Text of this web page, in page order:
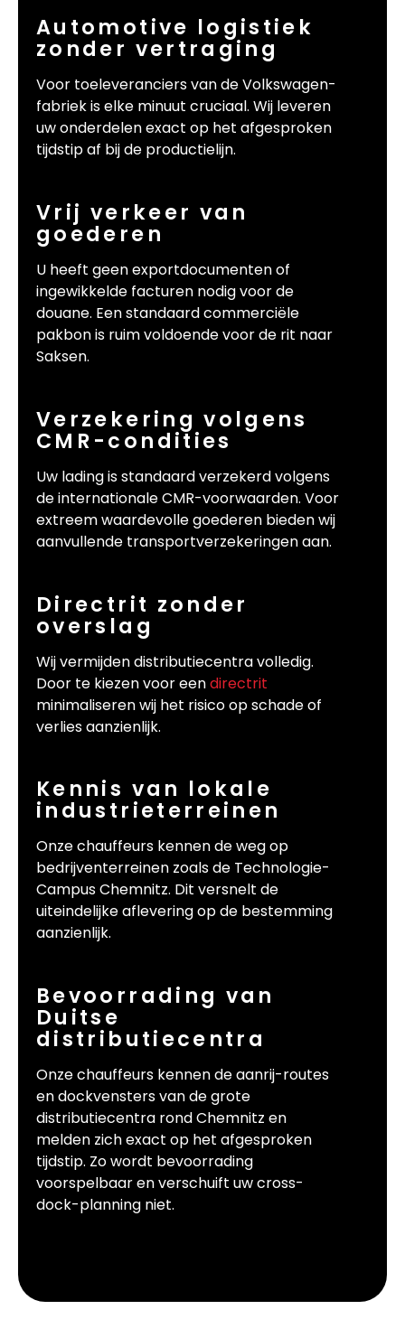
Automotive logistiek
zonder vertraging
Voor toeleveranciers van de Volkswagen-
fabriek is elke minuut cruciaal. Wij leveren
uw onderdelen exact op het afgesproken
tijdstip af bij de productielijn.
Vrij verkeer van
goederen
U heeft geen exportdocumenten of
ingewikkelde facturen nodig voor de
douane. Een standaard commerciële
pakbon is ruim voldoende voor de rit naar
Saksen.
Verzekering volgens
CMR-condities
Uw lading is standaard verzekerd volgens
de internationale CMR-voorwaarden. Voor
extreem waardevolle goederen bieden wij
aanvullende transportverzekeringen aan.
Directrit zonder
overslag
Wij vermijden distributiecentra volledig.
Door te kiezen voor eendirectrit
minimaliseren wij het risico op schade of
verlies aanzienlijk.
Kennis van lokale
industrieterreinen
Onze chauffeurs kennen de weg op
bedrijventerreinen zoals de Technologie-
Campus Chemnitz. Dit versnelt de
uiteindelijke aflevering op de bestemming
aanzienlijk.
Bevoorrading van
Duitse
distributiecentra
Onze chauffeurs kennen de aanrij-routes
en dockvensters van de grote
distributiecentra rond Chemnitz en
melden zich exact op het afgesproken
tijdstip. Zo wordt bevoorrading
voorspelbaar en verschuift uw cross-
dock-planning niet.